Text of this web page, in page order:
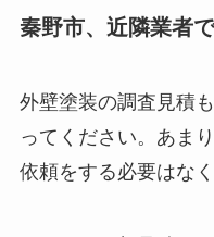
秦野市、近隣業者
外壁塗装の調査見積
ってください。あま
依頼をする必要はな